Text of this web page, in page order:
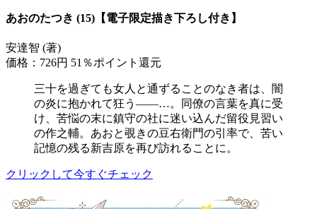
あおのたつき (15)【電子限定描き下ろし付き】
安達智 (著)
価格：726円 51％ポイント還元
三十を過ぎても女人と通ずることのなき者は、闇
の炎に抱かれて狂う――…。同僚の言葉を真に受
け、苦悩の末に鎮守の社に迷い込んだ留役見習い
の作之輔。あおと覗きの豆右衛門の引率で、苦い
記憶の残る新吉原を再び訪れることに。
クリックして今すぐチェック